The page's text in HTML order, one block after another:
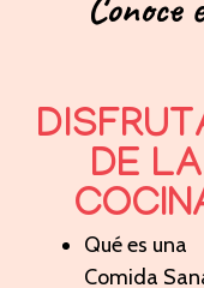
DE LA
Qué es una
Comida